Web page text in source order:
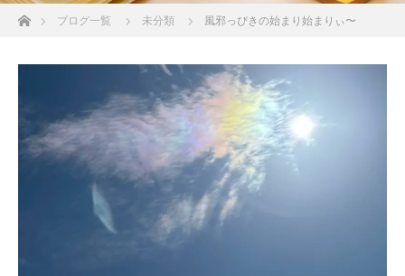
ホームブログ一覧 未分類 風邪っぴきの始まり始まりぃ〜